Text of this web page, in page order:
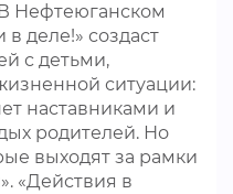
Нефтеюганском
деле!» создаст
с детьми,
ситуации:
наставниками и
родителей. Но
выходят за рамки
«Действия в